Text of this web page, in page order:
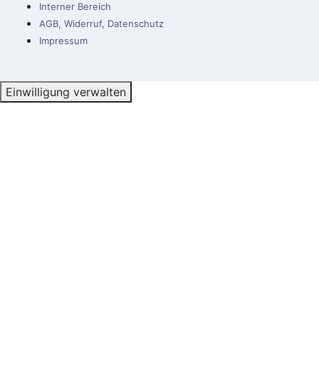
Interner Bereich
AGB, Widerruf, Datenschutz
Impressum
Einwilligung verwalten